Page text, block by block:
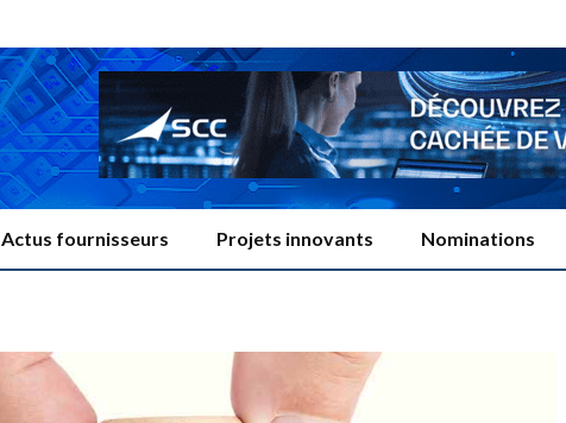
Actus fournisseurs Projets innovants Nominations